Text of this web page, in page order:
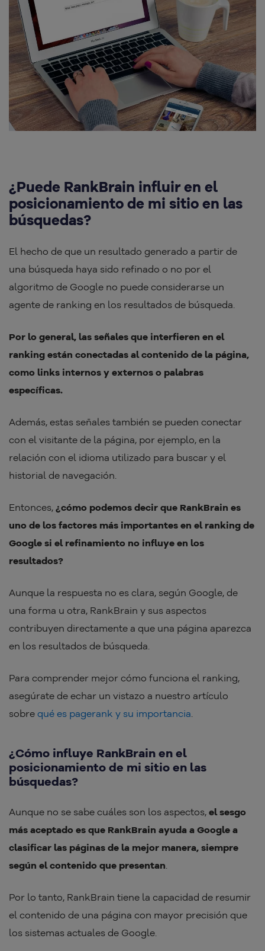
¿Puede RankBrain influir en el
posicionamiento de mi sitio en las
búsquedas?
El hecho de que un resultado generado a partir de
una búsqueda haya sido refinado o no por el
algoritmo de Google no puede considerarse un
agente de ranking en los resultados de búsqueda.
Por lo general, las señales que interfieren en el
ranking están conectadas al contenido de la página,
como links internos y externos o palabras
específicas.
Además, estas señales también se pueden conectar
con el visitante de la página, por ejemplo, en la
relación con el idioma utilizado para buscar y el
historial de navegación.
Entonces, ¿cómo podemos decir que RankBrain es
uno de los factores más importantes en el ranking de
Google si el refinamiento no influye en los
resultados?
Aunque la respuesta no es clara, según Google, de
una forma u otra, RankBrain y sus aspectos
contribuyen directamente a que una página aparezca
en los resultados de búsqueda.
Para comprender mejor cómo funciona el ranking,
asegúrate de echar un vistazo a nuestro artículo
sobre qué es pagerank y su importancia.
¿Cómo influye RankBrain en el
posicionamiento de mi sitio en las
búsquedas?
Aunque no se sabe cuáles son los aspectos, el sesgo
más aceptado es que RankBrain ayuda a Google a
clasificar las páginas de la mejor manera, siempre
según el contenido que presentan.
Por lo tanto, RankBrain tiene la capacidad de resumir
el contenido de una página con mayor precisión que
los sistemas actuales de Google.